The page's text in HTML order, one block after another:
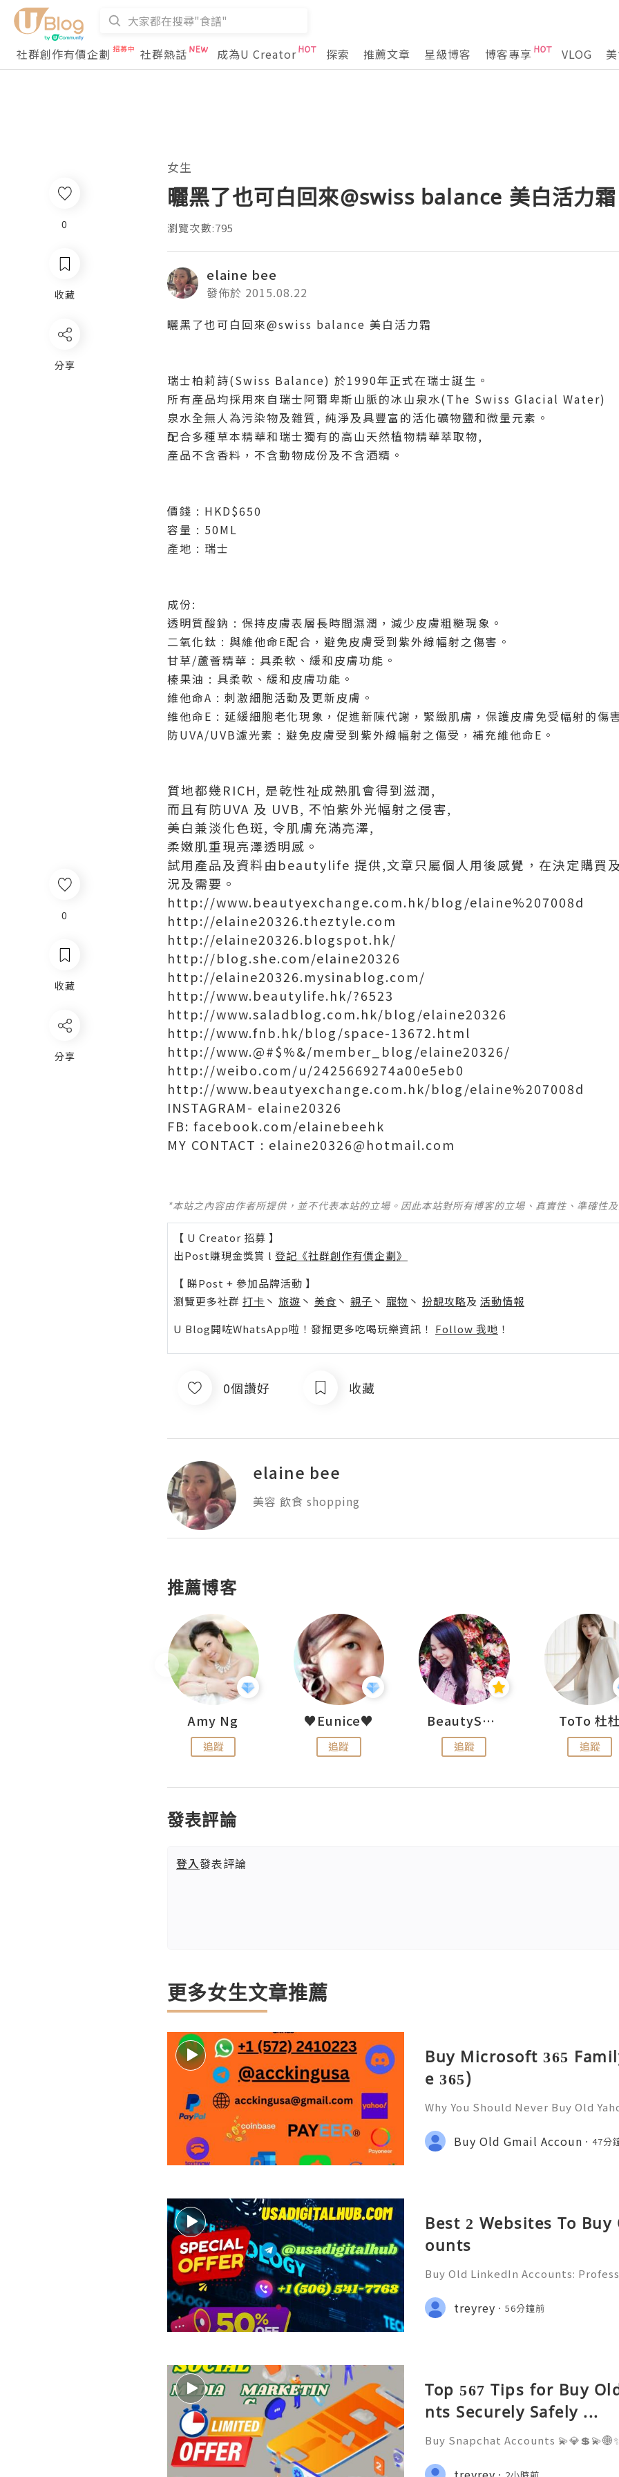
社群創作有價企劃 社群熱話 成為U Creator 探索 推薦文章 星級博客 博客專享 VLOG
0
收藏
分享
女生
曬黑了也可白回來@swiss balance 美白活力霜
瀏覽次數:795
elaine bee
發佈於 2015.08.22
曬黑了也可白回來@swiss balance 美白活力霜
瑞士柏莉詩(Swiss Balance) 於1990年正式在瑞士誕生。
所有產品均採用來自瑞士阿爾卑斯山脈的冰山泉水(The Swiss Glacial Water)
泉水全無人為污染物及雜質, 純淨及具豐富的活化礦物鹽和微量元素。
配合多種草本精華和瑞士獨有的高山天然植物精華萃取物,
產品不含香料，不含動物成份及不含酒精。
價錢 : HKD$650
容量 : 50ML
產地 : 瑞士
成份:
透明質酸鈉 : 保持皮膚表層長時間濕潤，減少皮膚粗糙現象。
二氧化鈦 : 與維他命E配合，避免皮膚受到紫外線幅射之傷害。
甘草/蘆薈精華 : 具柔軟、緩和皮膚功能。
榛果油 : 具柔軟、緩和皮膚功能。
維他命A : 刺激細胞活動及更新皮膚。
維他命E : 延緩細胞老化現象，促進新陳代謝，緊緻肌膚，保護皮膚免受幅射的傷
防UVA/UVB濾光素 : 避免皮膚受到紫外線幅射之傷受，補充維他命E。
質地都幾RICH, 是乾性祉成熟肌會得到滋潤,
而且有防UVA 及 UVB, 不怕紫外光幅射之侵害,
美白兼淡化色斑, 令肌膚充滿亮澤,
柔嫩肌重現亮澤透明感。
試用產品及資料由beautylife 提供,文章只屬個人用後感覺，在決定購買
況及需要。
http://www.beautyexchange.com.hk/blog/elaine%207008d
http://elaine20326.theztyle.com
http://elaine20326.blogspot.hk/
http://blog.she.com/elaine20326
http://elaine20326.mysinablog.com/
http://www.beautylife.hk/?6523
http://www.saladblog.com.hk/blog/elaine20326
http://www.fnb.hk/blog/space-13672.html
http://www.@#$%&/member_blog/elaine20326/
http://weibo.com/u/2425669274a00e5eb0
http://www.beautyexchange.com.hk/blog/elaine%207008d
INSTAGRAM- elaine20326
FB: facebook.com/elainebeehk
MY CONTACT : elaine20326@hotmail.com
*本站之內容由作者所提供，並不代表本站的立場。因此本站對所有博客的立場、真實性、準確性
【 U Creator 招募 】
出Post賺現金獎賞 l 登記《社群創作有價企劃》
【 睇Post + 參加品牌活動 】
瀏覽更多社群 打卡 丶 旅遊 丶 美食 丶 親子 丶 寵物 丶 扮靚攻略及 活動情報
U Blog開咗WhatsApp啦！發掘更多吃喝玩樂資訊！ Follow 我哋 ！
0個讚好 收藏
elaine bee
美容 飲食 shopping
推薦博客
Amy Ng
追蹤
♥Eunice♥
追蹤
BeautySearch
追蹤
ToTo 杜
追蹤
發表評論
登入發表評論
更多女生文章推薦
Buy Microsoft 365
e 365)
Why You Should Never Buy Old
onal communication, business
ccount recovery. Because of
Buy Old Gmail Accoun 47分
Best 2 Websites To
ounts
Buy Old LinkedIn Accounts:
ide 2026) 💫💎💲💫🌐✨💎Fast &
rt 💫💎💲💫🌐✨💎WhatsApp :+1
treyrey 56分鐘前
Top 567 Tips for Buy
nts Securely Safely ...
Buy Snapchat Accounts
💫💎💲💫🌐✨💎Telegram:
0
收藏
分享